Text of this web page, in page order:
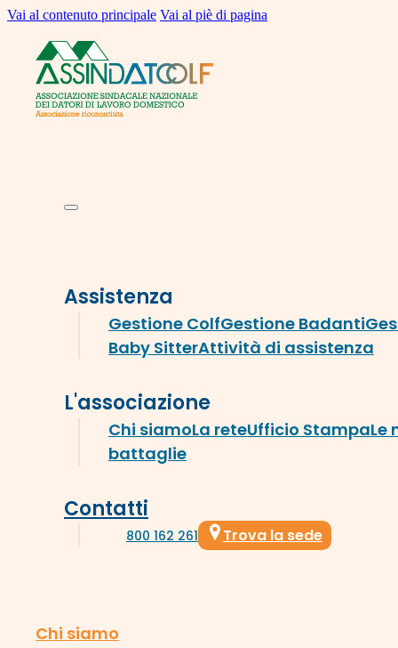
Vai al contenuto principale Vai al piè di pagina
Assistenza
Gestione ColfGestione Badanti
Baby SitterAttività di assistenza
L'associazione
Chi siamoLa reteUfficio StampaLe
battaglie
Contatti
800 162 261 Trova la sede
Chi siamo